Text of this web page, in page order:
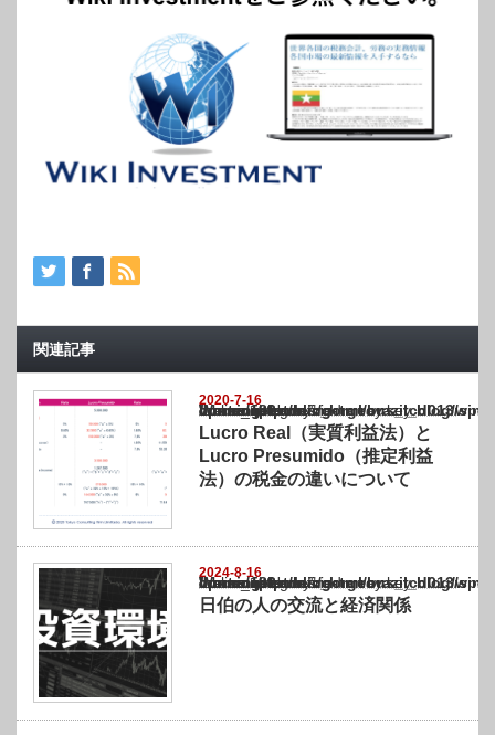
関連記事
2020-7-16
Warning
: Undefined array key "show_category" in
/home/netst/kuno-cpa.co.jp/public_html/brazil_blog/wp-content/themes/
on line183
Lucro Real（実質利益法）と
Lucro Presumido（推定利益
法）の税金の違いについて
2024-8-16
Warning
: Undefined array key "show_category" in
/home/netst/kuno-cpa.co.jp/public_html/brazil_blog/wp-content/themes/
on line183
日伯の人の交流と経済関係